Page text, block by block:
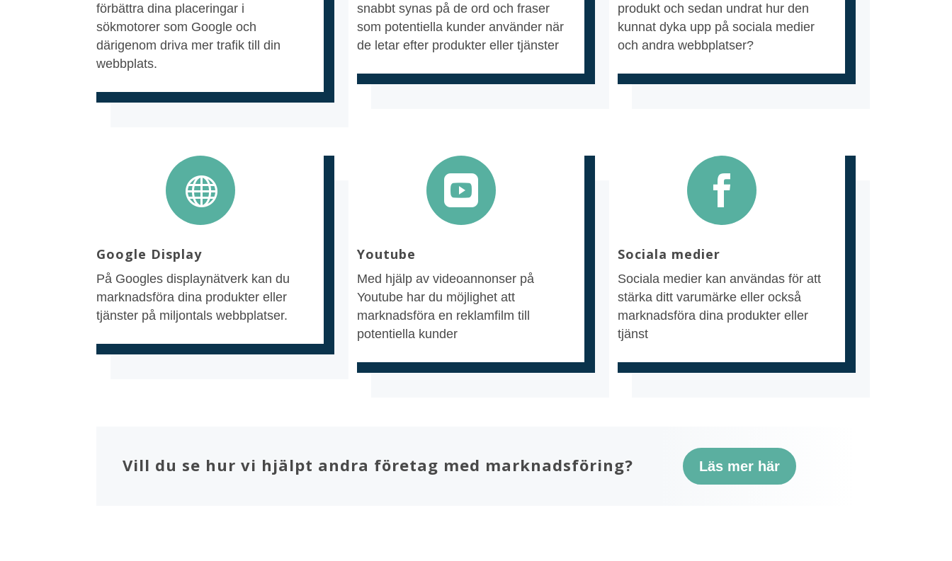
förbättra dina placeringar i
sökmotorer som Google och
därigenom driva mer trafik till din
webbplats.
snabbt synas på de ord och fraser
som potentiella kunder använder när
de letar efter produkter eller tjänster
produkt och sedan undrat hur den
kunnat dyka upp på sociala medier
och andra webbplatser?

Google Display
På Googles displaynätverk kan du
marknadsföra dina produkter eller
tjänster på miljontals webbplatser.

Youtube
Med hjälp av videoannonser på
Youtube har du möjlighet att
marknadsföra en reklamfilm till
potentiella kunder

Sociala medier
Sociala medier kan användas för att
stärka ditt varumärke eller också
marknadsföra dina produkter eller
tjänst
Vill du se hur vi hjälpt andra företag med marknadsföring? Läs mer här